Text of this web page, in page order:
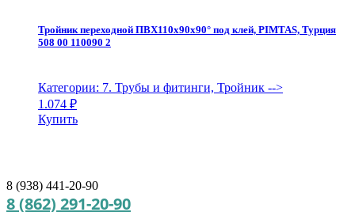
Тройник переходной ПВХ110х90х90° под клей, PIMTAS, Турция
508 00 110090 2
Категории: 7. Трубы и фитинги, Тройник -->
1.074 ₽
Купить
8 (938) 441-20-90
8 (862) 291-20-90